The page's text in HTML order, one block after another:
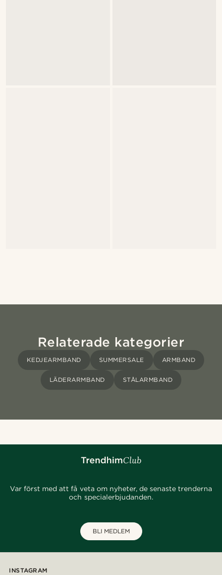
Relaterade kategorier
KEDJEARMBAND SUMMERSALE ARMBAND
LÄDERARMBAND STÅLARMBAND
Var först med att få veta om nyheter, de senaste trenderna
och specialerbjudanden.
BLI MEDLEM
INSTAGRAM